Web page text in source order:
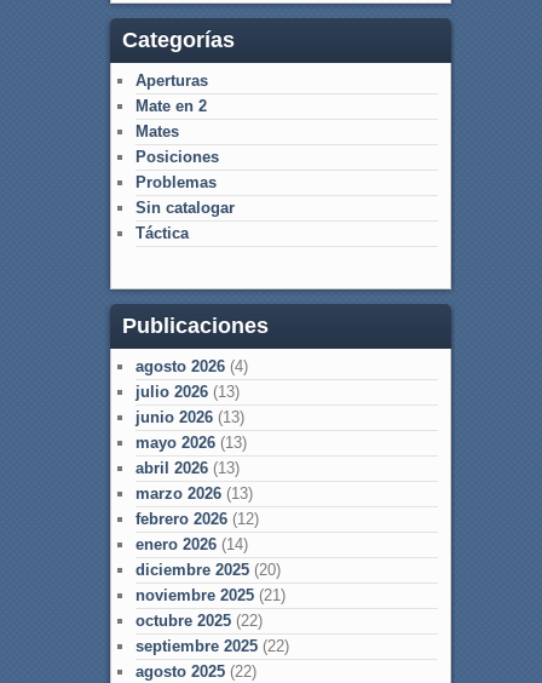
Categorías
Aperturas
Mate en 2
Mates
Posiciones
Problemas
Sin catalogar
Táctica
Publicaciones
agosto 2026(4)
julio 2026(13)
junio 2026(13)
mayo 2026(13)
abril 2026(13)
marzo 2026(13)
febrero 2026(12)
enero 2026(14)
diciembre 2025(20)
noviembre 2025(21)
octubre 2025(22)
septiembre 2025(22)
agosto 2025(22)